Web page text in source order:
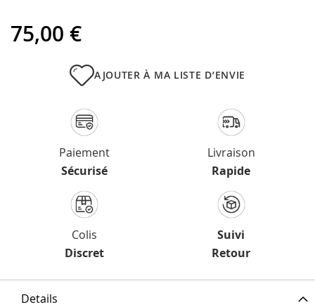
75,00 €
AJOUTER À MA LISTE D’ENVIE
Paiement
Sécurisé
Livraison
Rapide
Colis
Discret
Suivi
Retour
Details